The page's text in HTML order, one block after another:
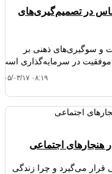
در تصمیم‌گیری‌های
و سوگیری‌های ذهنی بر
موفقیت در سرمایه‌گذاری
۱۴۰۵/۰۳/۱۷
هنجارهای اجتماعی
قرار می‌گیرد و چرا زندگی